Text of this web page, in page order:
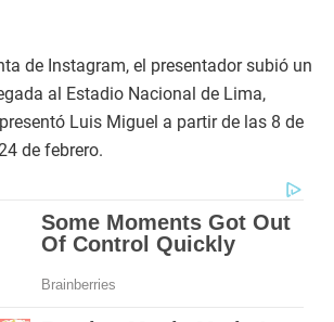
de Instagram, el presentador subió un
al Estadio Nacional de Lima,
Luis Miguel a partir de las 8 de
de febrero.